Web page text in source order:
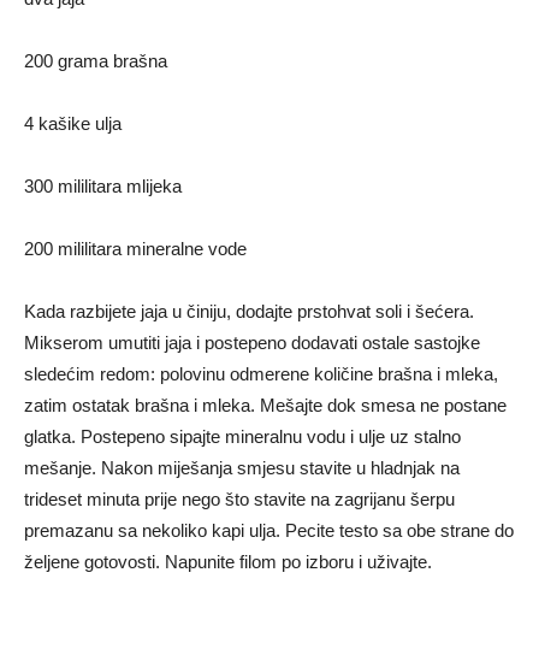
200 grama brašna
4 kašike ulja
300 mililitara mlijeka
200 mililitara mineralne vode
Kada razbijete jaja u činiju, dodajte prstohvat soli i šećera.
Mikserom umutiti jaja i postepeno dodavati ostale sastojke
sledećim redom: polovinu odmerene količine brašna i mleka,
zatim ostatak brašna i mleka. Mešajte dok smesa ne postane
glatka. Postepeno sipajte mineralnu vodu i ulje uz stalno
mešanje. Nakon miješanja smjesu stavite u hladnjak na
trideset minuta prije nego što stavite na zagrijanu šerpu
premazanu sa nekoliko kapi ulja. Pecite testo sa obe strane do
željene gotovosti. Napunite filom po izboru i uživajte.